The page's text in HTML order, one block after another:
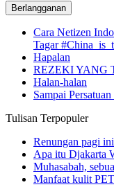
Cara Netizen
Tagar
Hapalan
REZEKI YANG
Halan-halan
Sampai
Tulisan Terpopuler
Renungan pagi
Apa itu Djakarta
Muhasabah,
Manfaat kulit